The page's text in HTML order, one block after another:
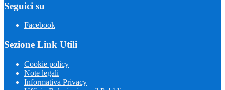
Seguici su
Facebook
Sezione Link Utili
Cookie policy
Note legali
Informativa Privacy